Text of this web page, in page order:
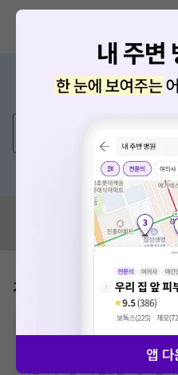
증상/치료, 궁
혹은, 의료상담 서비스
혹시 잘못된 병원정보가 있
모두닥 팀에 알려주세요!
가격표
추가비용 등으
한 가격은 해당 의료기관에 직접 문의
건강보험심사평
앱